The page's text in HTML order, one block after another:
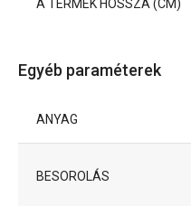
A TERMÉK HOSSZA (CM)
Egyéb paraméterek
ANYAG
BESOROLÁS